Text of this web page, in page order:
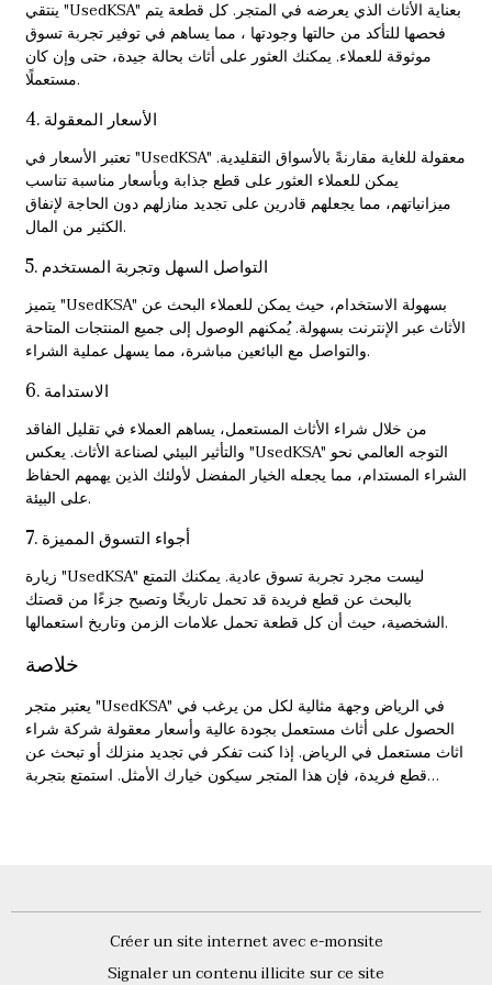
ينتقي "UsedKSA" بعناية الأثاث الذي يعرضه في المتجر. كل قطعة يتم
فحصها للتأكد من حالتها وجودتها ، مما يساهم في توفير تجربة تسوق
موثوقة للعملاء. يمكنك العثور على أثاث بحالة جيدة، حتى وإن كان
مستعملًا.
4. الأسعار المعقولة
تعتبر الأسعار في "UsedKSA" معقولة للغاية مقارنةً بالأسواق التقليدية.
يمكن للعملاء العثور على قطع جذابة وبأسعار مناسبة تناسب
ميزانياتهم، مما يجعلهم قادرين على تجديد منازلهم دون الحاجة لإنفاق
الكثير من المال.
5. التواصل السهل وتجربة المستخدم
يتميز "UsedKSA" بسهولة الاستخدام، حيث يمكن للعملاء البحث عن
الأثاث عبر الإنترنت بسهولة. يُمكنهم الوصول إلى جميع المنتجات المتاحة
والتواصل مع البائعين مباشرة، مما يسهل عملية الشراء.
6. الاستدامة
من خلال شراء الأثاث المستعمل، يساهم العملاء في تقليل الفاقد
والتأثير البيئي لصناعة الأثاث. يعكس "UsedKSA" التوجه العالمي نحو
الشراء المستدام، مما يجعله الخيار المفضل لأولئك الذين يهمهم الحفاظ
على البيئة.
7. أجواء التسوق المميزة
زيارة "UsedKSA" ليست مجرد تجربة تسوق عادية. يمكنك التمتع
بالبحث عن قطع فريدة قد تحمل تاريخًا وتصبح جزءًا من قصتك
الشخصية، حيث أن كل قطعة تحمل علامات الزمن وتاريخ استعمالها.
خلاصة
يعتبر متجر "UsedKSA" في الرياض وجهة مثالية لكل من يرغب في
الحصول على أثاث مستعمل بجودة عالية وأسعار معقولة شركة شراء
اثاث مستعمل في الرياض. إذا كنت تفكر في تجديد منزلك أو تبحث عن
قطع فريدة، فإن هذا المتجر سيكون خيارك الأمثل. استمتع بتجربة
Créer un site internet avec e-monsite
Signaler un contenu illicite sur ce site